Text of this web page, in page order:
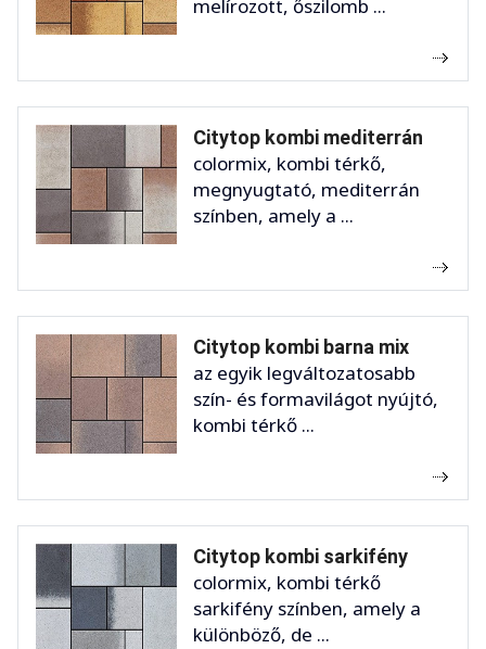
melírozott, őszilomb ...
Citytop kombi mediterrán
colormix, kombi térkő,
megnyugtató, mediterrán
színben, amely a ...
Citytop kombi barna mix
az egyik legváltozatosabb
szín- és formavilágot nyújtó,
kombi térkő ...
Citytop kombi sarkifény
colormix, kombi térkő
sarkifény színben, amely a
különböző, de ...